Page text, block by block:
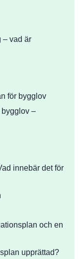
– vad är
för bygglov
–
innebär det för
och en
upprättad?